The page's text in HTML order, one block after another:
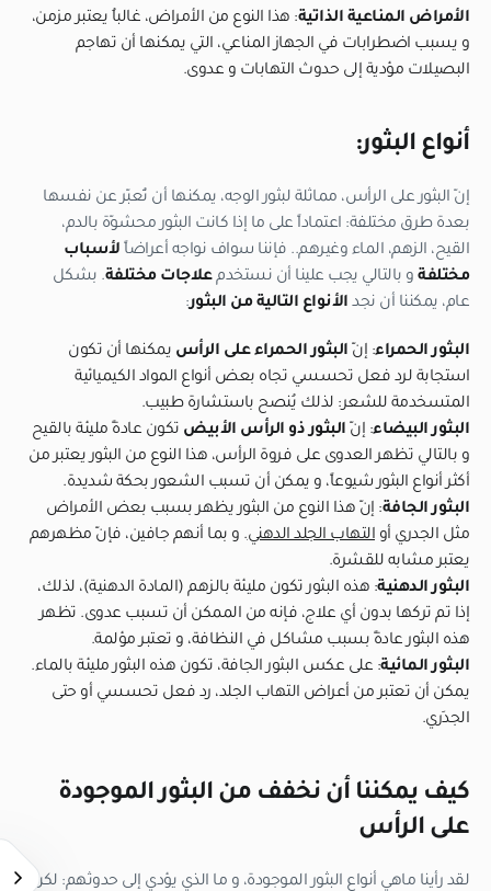
الأمراض المناعية الذاتية: هذا النوع من الأمراض، غالباُ يعتبر مزمن،
و يسبب اضطرابات في الجهاز المناعي، التي يمكنها أن تهاجم
البصيلات مؤدية إلى حدوث التهابات و عدوى.
أنواع البثور:
إنّ البثور على الرأس، مماثلة لبثور الوجه، يمكنها أن تُعبّر عن نفسها
بعدة طرق مختلفة: اعتماداً على ما إذا كانت البثور محشوّة بالدم،
القيح، الزهم، الماء وغيرهم.. فإننا سواف نواجه أعراضاً لأسباب
مختلفة و بالتالي يجب علينا أن نستخدمعلاجات مختلفة. بشكل
عام، يمكننا أن نجد الأنواع التالية من البثور:
البثور الحمراء: إنّ البثور الحمراء على الرأس يمكنها أن تكون
استجابة لرد فعل تحسسي تجاه بعض أنواع المواد الكيميائية
المتسخدمة للشعر: لذلك يُنصح باستشارة طبيب.
البثور البيضاء: إنّ البثور ذو الرأس الأبيض تكون عادةً مليئة بالقيح
و بالتالي تظهر العدوى على فروة الرأس، هذا النوع من البثور يعتبر من
أكثر أنواع البثور شيوعاً، و يمكن أن تسبب الشعور بحكة شديدة.
البثور الجافة: إنّ هذا النوع من البثور يظهر بسبب بعض الأمراض
مثل الجدري أو التهاب الجلد الدهني. و بما أنهم جافين، فإنّ مظهرهم
يعتبر مشابه للقشرة.
البثور الدهنية: هذه البثور تكون مليئة بالزهم (المادة الدهنية)، لذلك،
إذا تم تركها بدون أي علاج، فإنه من الممكن أن تسبب عدوى. تظهر
هذه البثور عادةً بسبب مشاكل في النظافة، و تعتبر مؤلمة.
البثور المائية: على عكس البثور الجافة، تكون هذه البثور مليئة بالماء.
يمكن أن تعتبر من أعراض التهاب الجلد، رد فعل تحسسي أو حتى
الجدَري.
كيف يمكننا أن نخفف من البثور الموجودة
على الرأس
لقد رأينا ماهي أنواع البثور الموجودة، و ما الذي يؤدي إلى حدوثهم: لكن